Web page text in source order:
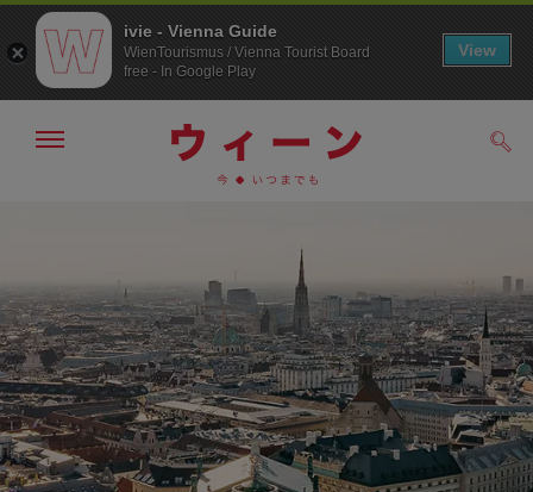
へ
ジ
の
ト
ッ
プ
へ
メ
非
表
示
ivie - Vienna Guide
WienTourismus / Vienna Tourist Board
free - In Google Play
View